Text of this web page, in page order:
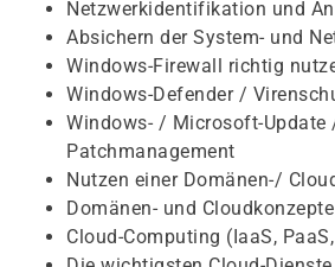
Netzwerkidentifikation und
Absichern der System- und
Windows-Firewall richtig
Windows-Defender /
Windows- / Microsoft-Update
Patchmanagement
Nutzen einer Domänen-/
Domänen- und Cloudkonzepte
Cloud-Computing (IaaS,